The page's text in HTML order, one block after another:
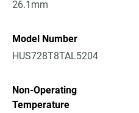
26.1mm
Model Number
HUS728T8TAL5204
Non-Operating
Temperature